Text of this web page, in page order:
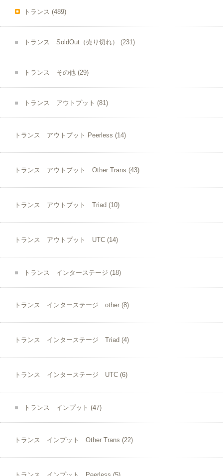
トランス (489)
トランス SoldOut（売り切れ） (231)
トランス その他 (29)
トランス アウトプット (81)
トランス アウトプット Peerless (14)
トランス アウトプット Other Trans (43)
トランス アウトプット Triad (10)
トランス アウトプット UTC (14)
トランス インターステージ (18)
トランス インターステージ other (8)
トランス インターステージ Triad (4)
トランス インターステージ UTC (6)
トランス インプット (47)
トランス インプット Other Trans (22)